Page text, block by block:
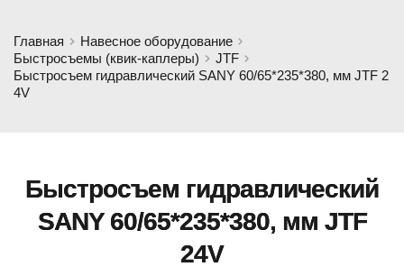
Главная
Навесное оборудование
Быстросъемы (квик-каплеры)
JTF
Быстросъем гидравлический SANY 60/65*235*380, мм JTF 2
4V
Быстросъем гидравлический
SANY 60/65*235*380, мм JTF
24V